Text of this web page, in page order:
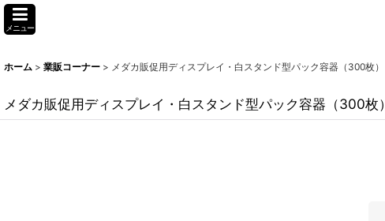
メニュー
ホーム > 業販コーナー > メダカ販促用ディスプレイ・白スタンド型パック容器（300枚）
メダカ販促用ディスプレイ・白スタンド型パック容器（300枚）